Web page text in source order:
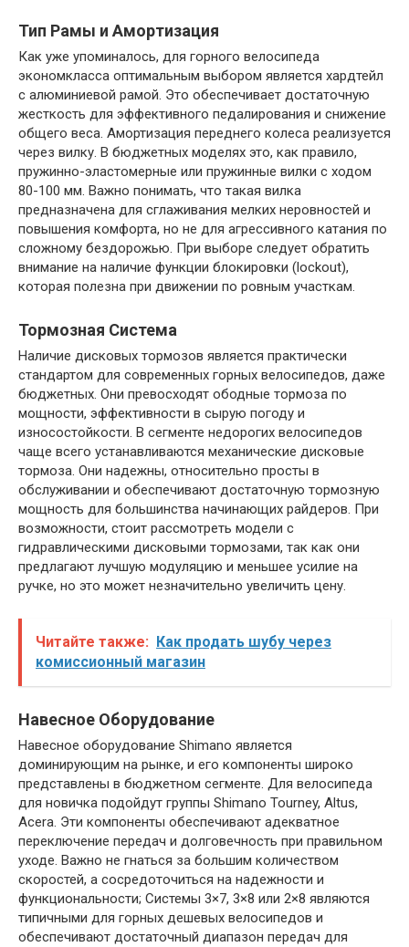
Тип Рамы и Амортизация
Как уже упоминалось, для горного велосипеда
экономкласса оптимальным выбором является хардтейл
с алюминиевой рамой. Это обеспечивает достаточную
жесткость для эффективного педалирования и снижение
общего веса. Амортизация переднего колеса реализуется
через вилку. В бюджетных моделях это, как правило,
пружинно-эластомерные или пружинные вилки с ходом
80-100 мм. Важно понимать, что такая вилка
предназначена для сглаживания мелких неровностей и
повышения комфорта, но не для агрессивного катания по
сложному бездорожью. При выборе следует обратить
внимание на наличие функции блокировки (lockout),
которая полезна при движении по ровным участкам.
Тормозная Система
Наличие дисковых тормозов является практически
стандартом для современных горных велосипедов, даже
бюджетных. Они превосходят ободные тормоза по
мощности, эффективности в сырую погоду и
износостойкости. В сегменте недорогих велосипедов
чаще всего устанавливаются механические дисковые
тормоза. Они надежны, относительно просты в
обслуживании и обеспечивают достаточную тормозную
мощность для большинства начинающих райдеров. При
возможности, стоит рассмотреть модели с
гидравлическими дисковыми тормозами, так как они
предлагают лучшую модуляцию и меньшее усилие на
ручке, но это может незначительно увеличить цену.
Читайте также:
Как продать шубу через
комиссионный магазин
Навесное Оборудование
Навесное оборудование Shimano является
доминирующим на рынке, и его компоненты широко
представлены в бюджетном сегменте. Для велосипеда
для новичка подойдут группы Shimano Tourney, Altus,
Acera. Эти компоненты обеспечивают адекватное
переключение передач и долговечность при правильном
уходе. Важно не гнаться за большим количеством
скоростей, а сосредоточиться на надежности и
функциональности; Системы 3×7, 3×8 или 2×8 являются
типичными для горных дешевых велосипедов и
обеспечивают достаточный диапазон передач для